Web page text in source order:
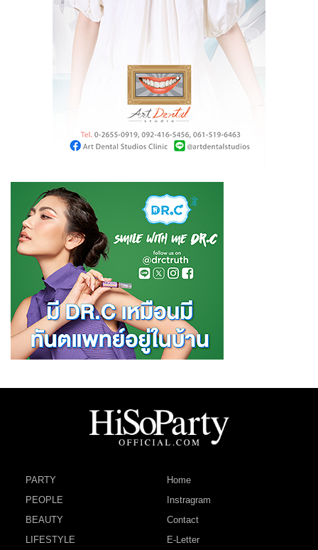
PARTY
PEOPLE
BEAUTY
LIFESTYLE
Home
Instragram
Contact
E-Letter